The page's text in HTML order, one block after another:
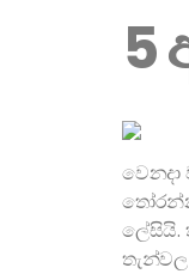
5
ලේසියි.